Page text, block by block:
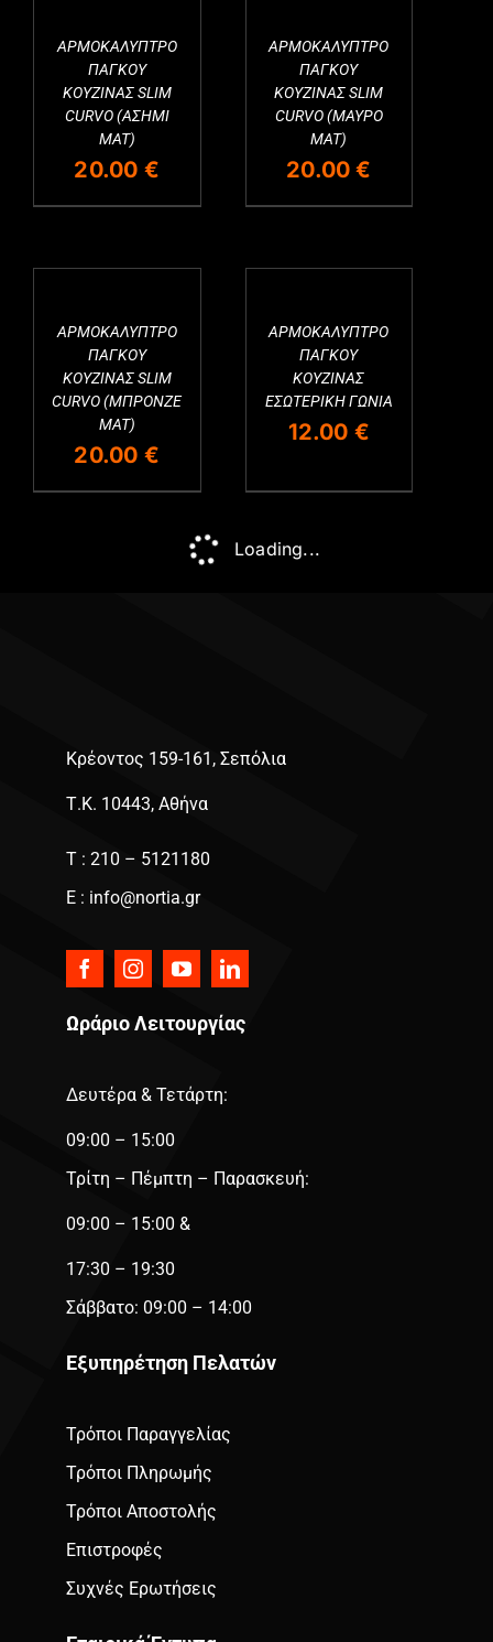
ΑΡΜΟΚΑΛΥΠΤΡΟ
ΠΑΓΚΟΥ
ΚΟΥΖΙΝΑΣ SLIM
CURVO (ΑΣΗΜΙ
MAT)
20.00 €
ΑΡΜΟΚΑΛΥΠΤΡΟ
ΠΑΓΚΟΥ
ΚΟΥΖΙΝΑΣ SLIM
CURVO (ΜΑΥΡΟ
MAT)
20.00€
ΑΡΜΟΚΑΛΥΠΤΡΟ
ΠΑΓΚΟΥ
ΚΟΥΖΙΝΑΣ SLIM
CURVO (ΜΠΡΟΝΖΕ
MAT)
20.00 €
ΑΡΜΟΚΑΛΥΠΤΡΟ
ΠΑΓΚΟΥ
ΚΟΥΖΙΝΑΣ
ΕΣΩΤΕΡΙΚΗ ΓΩΝΙΑ
12.00 €
Loading...
Κρέοντος 159-161, Σεπόλια
Τ.Κ. 10443, Αθήνα
Τ : 210 – 5121180
E : info@nortia.gr
Ωράριο Λειτουργίας
Δευτέρα & Τετάρτη:
09:00 – 15:00
Τρίτη – Πέμπτη – Παρασκευή:
09:00 – 15:00 &
17:30 – 19:30
Σάββατο: 09:00 – 14:00
Εξυπηρέτηση Πελατών
Τρόποι Παραγγελίας
Τρόποι Πληρωμής
Τρόποι Αποστολής
Επιστροφές
Συχνές Ερωτήσεις